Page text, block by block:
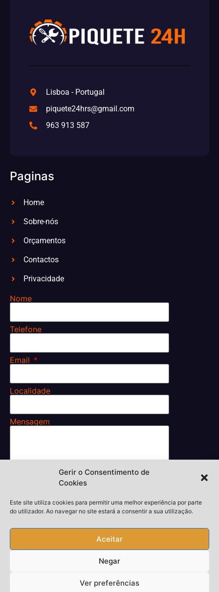
Gerir o Consentimento de
Cookies
Este site utiliza cookies para permitir uma melhor experiência por parte
do utilizador. Ao navegar no site estará a consentir a sua utilização.
Aceitar
Negar
Ver preferências
Lisboa - Portugal
piquete24hrs@gmail.com
963 913 587
Paginas
Home
Sobre-nós
Orçamentos
Contactos
Privacidade
Nome
Telefone
Email
Localidade
Mensagem
Li e aceito os
Enviar
Termos e Condições.
Desenvolvedor,thiagokieras.com
Copyright © 2026 Todos Direitos Reservados